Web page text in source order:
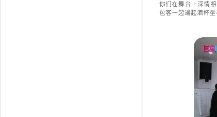
你们在舞台上深情
包客一起端起酒杯